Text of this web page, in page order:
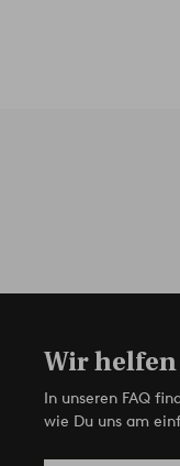
Wir
In unseren FAQ
wie Du uns am